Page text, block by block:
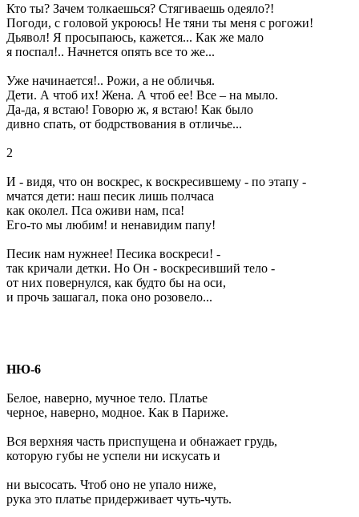
Кто ты? Зачем толкаешься? Стягиваешь одеяло?!
Погоди, с головой укроюсь! Не тяни ты меня с рогожи!
Дьявол! Я просыпаюсь, кажется... Как же мало
я поспал!.. Начнется опять все то же...
Уже начинается!.. Рожи, а не обличья.
Дети. А чтоб их! Жена. А чтоб ее! Все – на мыло.
Да-да, я встаю! Говорю ж, я встаю! Как было
дивно спать, от бодрствования в отличье...
2
И - видя, что он воскрес, к воскресившему - по этапу -
мчатся дети: наш песик лишь полчаса
как околел. Пса оживи нам, пса!
Его-то мы любим! и ненавидим папу!
Песик нам нужнее! Песика воскреси! -
так кричали детки. Но Он - воскресивший тело -
от них повернулся, как будто бы на оси,
и прочь зашагал, пока оно розовело...
НЮ-6
Белое, наверно, мучное тело. Платье
черное, наверно, модное. Как в Париже.
Вся верхняя часть приспущена и обнажает грудь,
которую губы не успели ни искусать и
ни высосать. Чтоб оно не упало ниже,
рука это платье придерживает чуть-чуть.